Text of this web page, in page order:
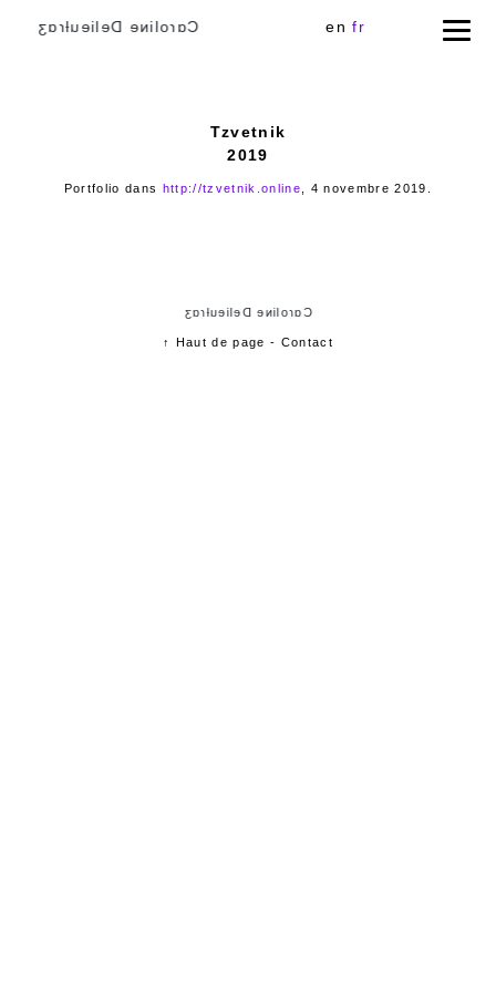
Cɑɾoliɴe Delieuƚɾɑʒ en fr
Tzvetnik
2019
Portfolio dans http://tzvetnik.online , 4 novembre 2019.
Cɑɾoliɴe Delieuƚɾɑʒ
↑ Haut de page - Contact